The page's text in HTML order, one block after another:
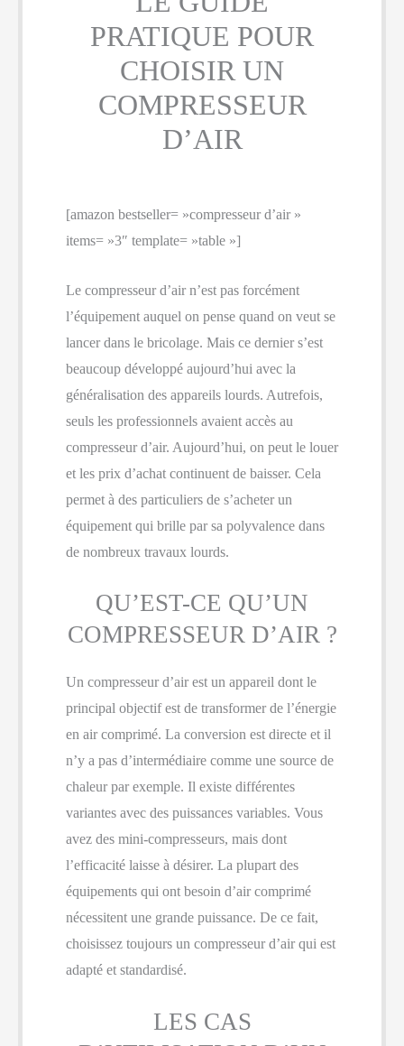
PRATIQUE POUR
CHOISIR UN
COMPRESSEUR
D’AIR
[amazon bestseller= »compresseur d’air »
items= »3″ template= »table »]
Le compresseur d’air n’est pas forcément
l’équipement auquel on pense quand on veut se
lancer dans le bricolage. Mais ce dernier s’est
beaucoup développé aujourd’hui avec la
généralisation des appareils lourds. Autrefois,
seuls les professionnels avaient accès au
compresseur d’air. Aujourd’hui, on peut le louer
et les prix d’achat continuent de baisser. Cela
permet à des particuliers de s’acheter un
équipement qui brille par sa polyvalence dans
de nombreux travaux lourds.
QU’EST-CE QU’UN
COMPRESSEUR D’AIR ?
Un compresseur d’air est un appareil dont le
principal objectif est de transformer de l’énergie
en air comprimé. La conversion est directe et il
n’y a pas d’intermédiaire comme une source de
chaleur par exemple. Il existe différentes
variantes avec des puissances variables. Vous
avez des mini-compresseurs, mais dont
l’efficacité laisse à désirer. La plupart des
équipements qui ont besoin d’air comprimé
nécessitent une grande puissance. De ce fait,
choisissez toujours un compresseur d’air qui est
adapté et standardisé.
LES CAS